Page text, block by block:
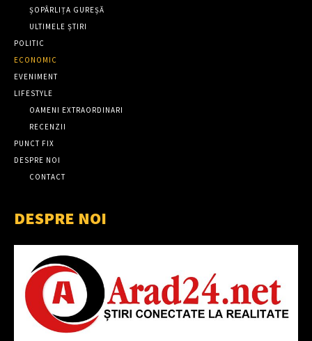
ȘOPÂRLIȚA GUREȘĂ
ULTIMELE ȘTIRI
POLITIC
ECONOMIC
EVENIMENT
LIFESTYLE
OAMENI EXTRAORDINARI
RECENZII
PUNCT FIX
DESPRE NOI
CONTACT
DESPRE NOI